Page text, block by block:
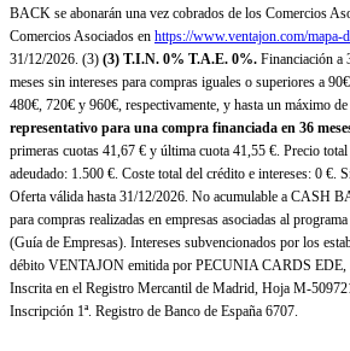
BACK se abonarán una vez cobrados de los Comercios
Comercios Asociados en https://www.ventajon.com/mapa-
31/12/2026. (3) (3) T.I.N. 0% T.A.E. 0%. Financiación a
meses sin intereses para compras iguales o superiores a
480€, 720€ y 960€, respectivamente, y hasta un máximo
representativo para una compra financiada en 36
primeras cuotas 41,67 € y última cuota 41,55 €. Precio
adeudado: 1.500 €. Coste total del crédito e intereses: 0 €.
Oferta válida hasta 31/12/2026. No acumulable a CASH
para compras realizadas en empresas asociadas al
(Guía de Empresas). Intereses subvencionados por los
débito VENTAJON emitida por PECUNIA CARDS
Inscrita en el Registro Mercantil de Madrid, Hoja M-
Inscripción 1ª. Registro de Banco de España 6707.